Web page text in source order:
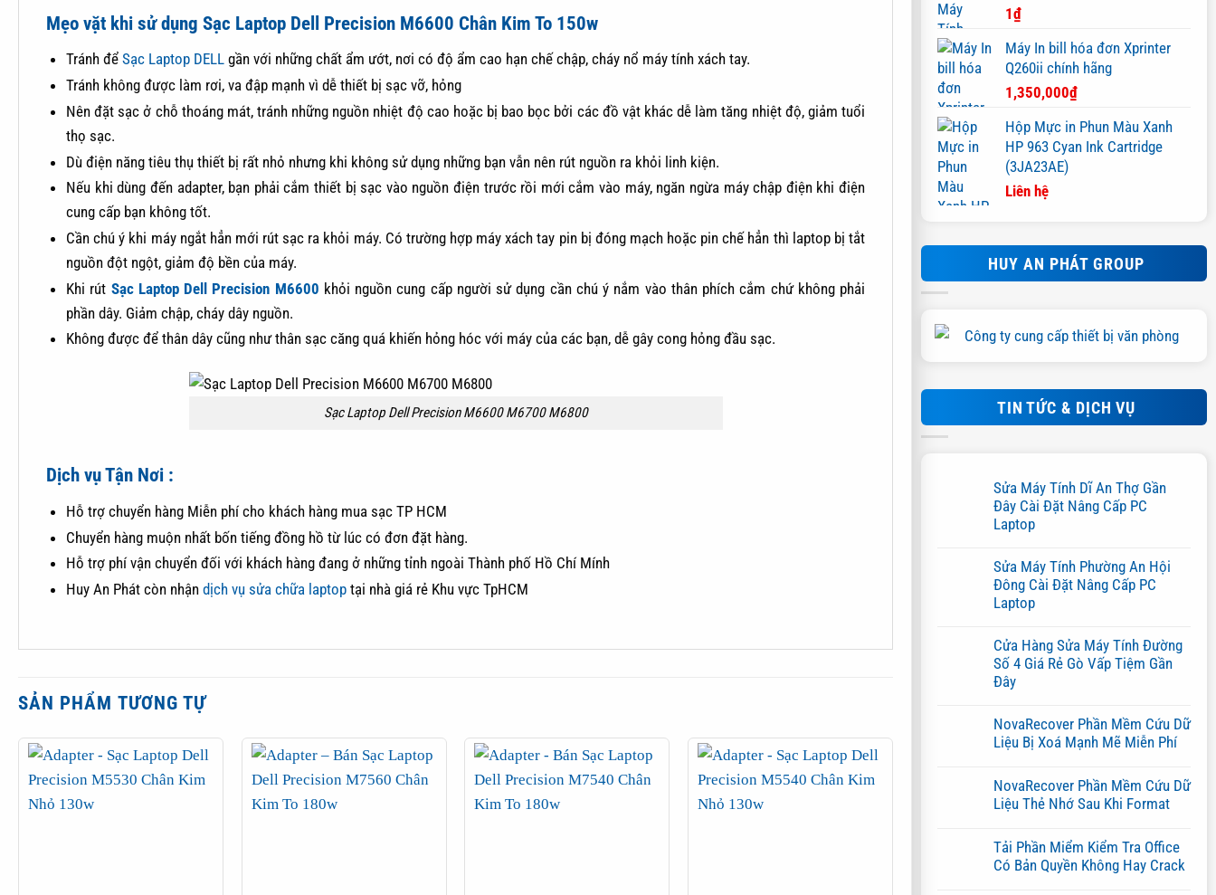
1₫
Máy In bill hóa đơn Xprinter
Q260ii chính hãng
1,350,000₫
Hộp Mực in Phun Màu Xanh
HP 963 Cyan Ink Cartridge
(3JA23AE)
Liên hệ
HUY AN PHÁT GROUP
TIN TỨC & DỊCH VỤ
Sửa Máy Tính Dĩ An Thợ Gần
Đây Cài Đặt Nâng Cấp PC
Laptop
bình
luận
ở
Sửa
Dĩ
An
Thợ
Gần
Đặt
Nâng
Cấp
Sửa Máy Tính Phường An Hội
Đông Cài Đặt Nâng Cấp PC
Laptop
bình
luận
ở
Sửa
Phường
An
Hội
Đặt
Nâng
Cấp
Laptop
Cửa Hàng Sửa Máy Tính Đường
Số 4 Giá Rẻ Gò Vấp Tiệm Gần
Đây
bình
luận
Hàng
Sửa
Máy
Tính
Số
4
Giá
NovaRecover Phần Mềm Cứu Dữ
Liệu Bị Xoá Mạnh Mẽ Miễn Phí
bình
luận
ở
Phần
Mềm
Cứu
NovaRecover Phần Mềm Cứu Dữ
Liệu Thẻ Nhớ Sau Khi Format
bình
luận
ở
Tải Phần Miểm Kiểm Tra Office
Có Bản Quyền Không Hay Crack
Mẹo vặt khi sử dụng Sạc Laptop Dell Precision M6600 Chân Kim To 150w
Tránh đểSạc Laptop DELL gần với những chất ẩm ướt, nơi có độ ẩm cao hạn chế chập, cháy nổ máy tính xách tay.
Tránh không được làm rơi, va đập mạnh vì dễ thiết bị sạc vỡ, hỏng
Nên đặt sạc ở chỗ thoáng mát, tránh những nguồn nhiệt độ cao hoặc bị bao bọc bởi các đồ vật khác dễ làm tăng nhiệt độ, giảm tuổi
thọ sạc.
Dù điện năng tiêu thụ thiết bị rất nhỏ nhưng khi không sử dụng những bạn vẫn nên rút nguồn ra khỏi linh kiện.
Nếu khi dùng đến adapter, bạn phải cắm thiết bị sạc vào nguồn điện trước rồi mới cắm vào máy, ngăn ngừa máy chập điện khi điện
cung cấp bạn không tốt.
Cần chú ý khi máy ngắt hẳn mới rút sạc ra khỏi máy. Có trường hợp máy xách tay pin bị đóng mạch hoặc pin chế hẳn thì laptop bị tắt
nguồn đột ngột, giảm độ bền của máy.
Khi rút Sạc Laptop Dell Precision M6600 khỏi nguồn cung cấp người sử dụng cần chú ý nắm vào thân phích cắm chứ không phải
phần dây. Giảm chập, cháy dây nguồn.
Không được để thân dây cũng như thân sạc căng quá khiến hỏng hóc với máy của các bạn, dễ gây cong hỏng đầu sạc.
Sạc Laptop Dell Precision M6600 M6700 M6800
Dịch vụ Tận Nơi :
Hỗ trợ chuyển hàng Miễn phí cho khách hàng mua sạc TP HCM
Chuyển hàng muộn nhất bốn tiếng đồng hồ từ lúc có đơn đặt hàng.
Hỗ trợ phí vận chuyển đối với khách hàng đang ở những tỉnh ngoài Thành phố Hồ Chí Mính
Huy An Phát còn nhậndịch vụ sửa chữa laptop tại nhà giá rẻ Khu vực TpHCM
SẢN PHẨM TƯƠNG TỰ